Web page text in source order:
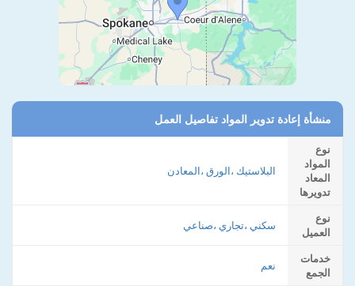
منشأة إعادة تدوير المواد تفاصيل العمل
نوع
المواد
المعاد
تدويرها
البلاستيك ،الورق ،المعادن
نوع
العميل
سكني ،تجاري ،صناعي
خدمات
الجمع
نعم